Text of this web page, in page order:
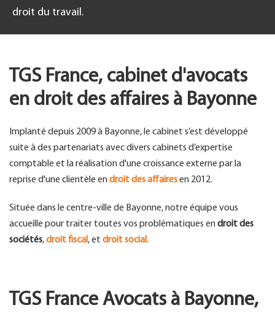
droit du travail.
TGS France, cabinet d'avocats
en droit des affaires à Bayonne
Implanté depuis 2009 à Bayonne, le cabinet s’est développé
suite à des partenariats avec divers cabinets d’expertise
comptable et la réalisation d'une croissance externe par la
reprise d'une clientèle endroit des affairesen 2012.
Située dans le centre-ville de Bayonne, notre équipe vous
accueille pour traiter toutes vos problématiques endroit des
sociétés,droit fiscal , et droit social.
TGS France Avocats à Bayonne,